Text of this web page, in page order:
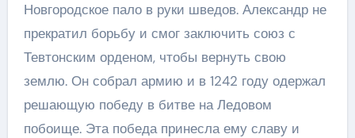
Новгородское пало в руки шведов. Александр не
прекратил борьбу и смог заключить союз с
Тевтонским орденом, чтобы вернуть свою
землю. Он собрал армию и в 1242 году одержал
решающую победу в битве на Ледовом
побоище. Эта победа принесла ему славу и